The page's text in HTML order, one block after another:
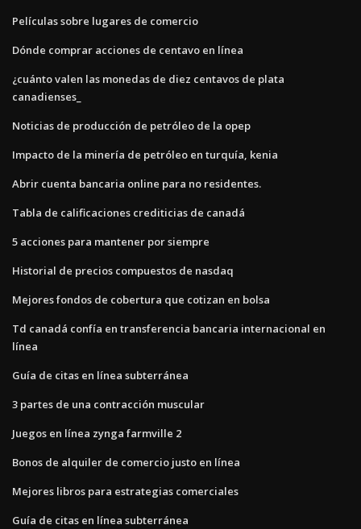
Películas sobre lugares de comercio
Dónde comprar acciones de centavo en línea
¿cuánto valen las monedas de diez centavos de plata
canadienses_
Noticias de producción de petróleo de la opep
Impacto de la minería de petróleo en turquía, kenia
Abrir cuenta bancaria online para no residentes.
Tabla de calificaciones crediticias de canadá
5 acciones para mantener por siempre
Historial de precios compuestos de nasdaq
Mejores fondos de cobertura que cotizan en bolsa
Td canadá confía en transferencia bancaria internacional en
línea
Guía de citas en línea subterránea
3 partes de una contracción muscular
Juegos en línea zynga farmville 2
Bonos de alquiler de comercio justo en línea
Mejores libros para estrategias comerciales
Guía de citas en línea subterránea